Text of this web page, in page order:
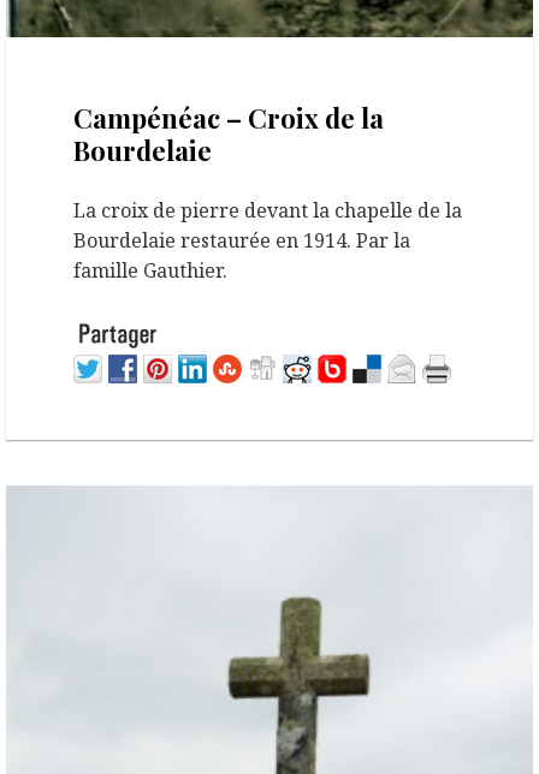
Campénéac – Croix de la
Bourdelaie
La croix de pierre devant la chapelle de la
Bourdelaie restaurée en 1914. Par la
famille Gauthier.